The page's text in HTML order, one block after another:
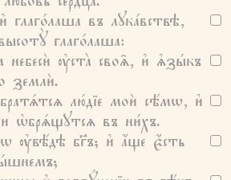
въ лꙋка́вствѣ,
глаго́лаша:
ᲂу҆ста̀ своѧ̑, и҆ ѧ҆зы́къ
землѝ.
лю́дїе моѝ сѣ́мѡ, и҆
ѡ҆брѧ́щꙋтсѧ въ ни́хъ.
ᲂу҆вѣ́дѣ бг҃ъ; и҆ а҆́ще є҆́сть